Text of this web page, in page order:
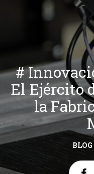
#
El Ejército
la
BLOG